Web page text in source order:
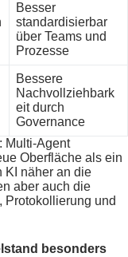
Besser
standardisierbar
über Teams und
Prozesse
Bessere
Nachvollziehbark
eit durch
Governance
Multi-Agent
Oberfläche als ein
KI näher an die
aber auch die
Protokollierung und
besonders